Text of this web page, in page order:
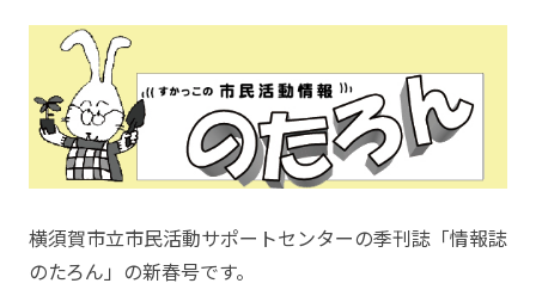
横須賀市立市民活動サポートセンターの季刊誌「情報誌
のたろん」の新春号です。